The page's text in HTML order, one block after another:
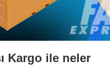
Kargo ile neler